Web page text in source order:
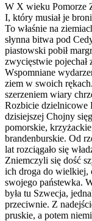
W X wieku Pomorze
I, który musiał je
To właśnie na
słynna bitwa pod
piastowski pobił
zwycięstwie
Wspomniane
ziem w swoich
szerzeniem wiary
Rozbicie dzielnicowe
dzisiejszej Chojny
pomorskie,
brandenburskie. Od
lat rozciągało się
Zniemczyli się dość
ich droga do wielkiej,
swojego państewka.
była tu Szwecja,
przeciwnie. Z
pruskie, a potem